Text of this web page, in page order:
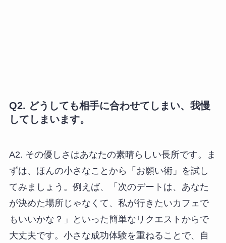
Q2. どうしても相手に合わせてしまい、我慢
してしまいます。
A2. その優しさはあなたの素晴らしい長所です。ま
ずは、ほんの小さなことから「お願い術」を試し
てみましょう。例えば、「次のデートは、あなた
が決めた場所じゃなくて、私が行きたいカフェで
もいいかな？」といった簡単なリクエストからで
大丈夫です。小さな成功体験を重ねることで、自